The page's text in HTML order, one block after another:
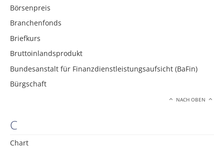
Börsenpreis
Branchenfonds
Briefkurs
Bruttoinlandsprodukt
Bundesanstalt für Finanzdienstleistungsaufsicht (BaFin)
Bürgschaft
NACH OBEN
C
Chart